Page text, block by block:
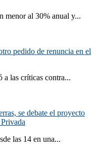
menor al 30% anual y...
pedido de renuncia en el
a las críticas contra...
se debate el proyecto
las 14 en una...